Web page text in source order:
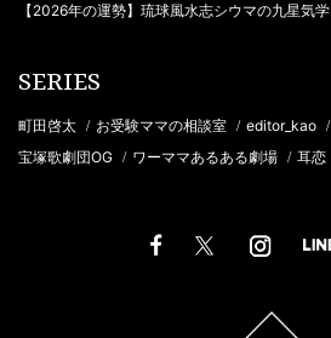
【2026年の運勢】琉球風水志シウマの九星気学
SERIES
町田啓太 / お受験ママの相談室 / editor_kao /
宝塚歌劇団OG / ワーママあるある劇場 / 耳恋